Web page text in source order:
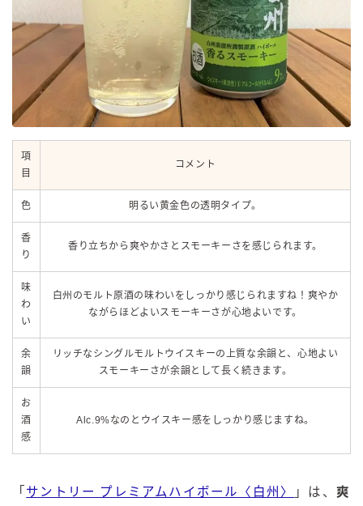
項
目
コメント
色 明るい黄金色の透明タイプ。
香
り
香り立ちから爽やかさとスモーキーさを感じられます。
味
わ
い
白州のモルト原酒の味わいをしっかり感じられますね！爽やか
ながらほどよいスモーキーさが心地よいです。
余
韻
リッチなシングルモルトウイスキーの上質な余韻と、心地よい
スモーキーさが余韻として長く続きます。
お
酒
感
Alc.9%なのとウイスキー感をしっかり感じますね。
「 サントリー プレミアムハイボール〈白州〉 」は、 爽